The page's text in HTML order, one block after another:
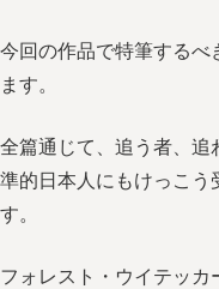
今回の作品で特筆するべ
ます。
全篇通じて、追う者、追
準的日本人にもけっこう
す。
フォレスト・ウイテッ